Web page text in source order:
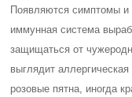
Появляются симптомы и
иммунная система
защищаться от
выглядит
розовые пятна, иногда